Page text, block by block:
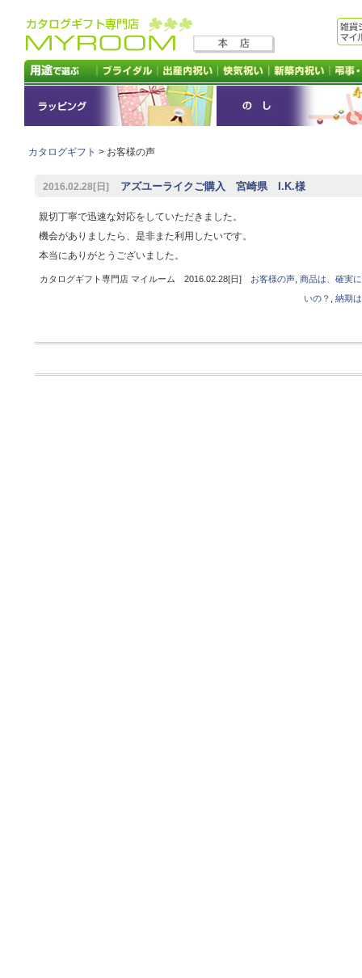
カタログギフト > お客様の声
2016.02.28[日] アズユーライクご購入 宮崎県 I.K.様
親切丁寧で迅速な対応をしていただきました。
機会がありましたら、是非また利用したいです。
本当にありがとうございました。
カタログギフト専門店 マイルーム 2016.02.28[日] お客様の声, 商品は、確実
いの？
納期